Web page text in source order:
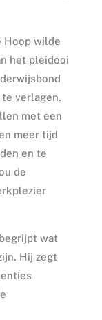
Hoop wilde
het pleidooi
verlagen.
met een
meer tijd
en te
de
wat
Hij zegt